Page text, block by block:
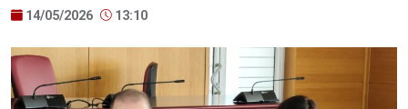
14/05/2026 13:10